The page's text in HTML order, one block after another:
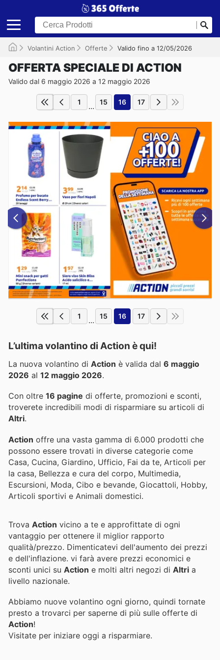
Volantini Action Offerte Valido fino a 12/05/2026
OFFERTA SPECIALE DI ACTION
Valido dal 6 maggio 2026 a 12 maggio 2026
1 ... 15 16 17
1 ... 15 16 17
L’ultima volantino di Action è qui!
La nuova volantino di Action è valida dal 6 maggio
2026 al 12 maggio 2026.
Con oltre 16 pagine di offerte, promozioni e sconti,
troverete incredibili modi di risparmiare su articoli di
Altri.
Action offre una vasta gamma di 6.000 prodotti che
possono essere trovati in diverse categorie come
Casa, Cucina, Giardino, Ufficio, Fai da te, Articoli per
la casa, Bellezza e cura del corpo, Multimedia,
Escursioni, Moda, Cibo e bevande, Giocattoli, Hobby,
Articoli sportivi e Animali domestici.
Trova Action vicino a te e approfittate di ogni
vantaggio per ottenere il miglior rapporto
qualità/prezzo. Dimenticatevi dell'aumento dei prezzi
e dell'inflazione. vi farà avere prezzi economici e
sconti unici su Action e molti altri negozi di Altri a
livello nazionale.
Abbiamo nuove volantino ogni giorno, quindi tornate
presto a trovarci per saperne di più sulle offerte di
Action!
Visitate per iniziare oggi a risparmiare.